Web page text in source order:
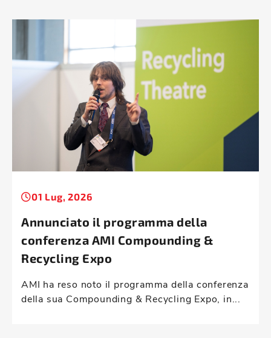
01 Lug, 2026
Annunciato il programma della
conferenza AMI Compounding &
Recycling Expo
AMI ha reso noto il programma della conferenza
della sua Compounding & Recycling Expo, in...